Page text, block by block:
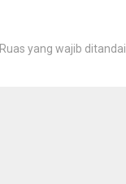
Ruas yang wajib ditandai